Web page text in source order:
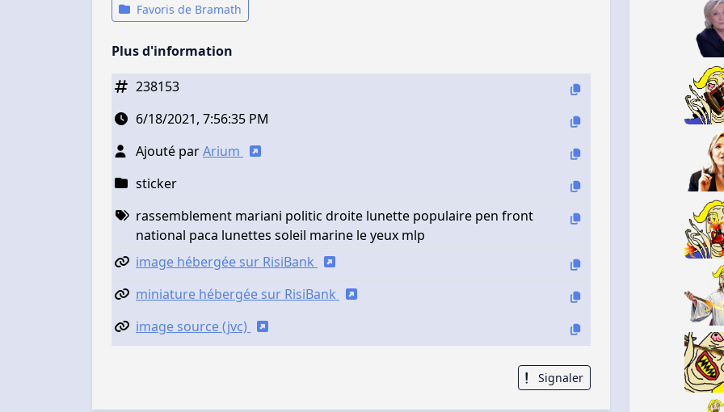
Favoris de Bramath
Plus d'information
238153
6/18/2021, 7:56:35 PM
Ajouté parArium
sticker
rassemblement mariani politic droite lunette populaire pen front
national paca lunettes soleil marine le yeux mlp
image hébergée sur RisiBank
miniature hébergée sur RisiBank
image source (jvc)
Signaler